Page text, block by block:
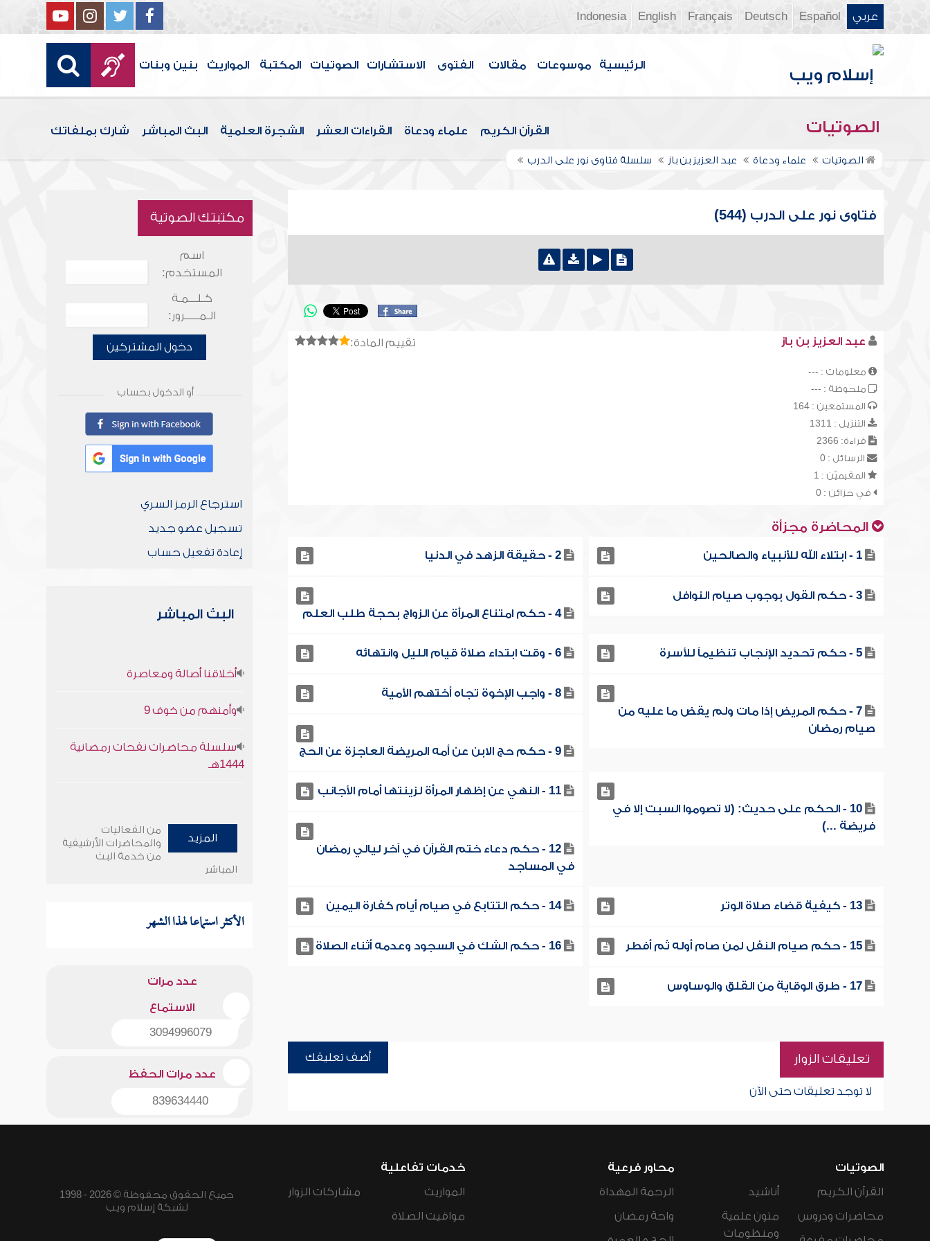
عربي Español
Deutsch
Français
English
Indonesia
الرئيسية موسوعات مقالات الفتوى الاستشارات الصوتيات المكتبة المواريث بنين وبنات
الصوتيات القرآن الكريم علماء ودعاة القراءات العشر الشجرة العلمية البث المباشر شارك بملفاتك
الصوتيات علماء ودعاة عبد العزيز بن باز سلسلة فتاوى نور على الدرب
فتاوى نور على الدرب (544)
تقييم المادة: عبد العزيز بن باز
معلومات : ---
ملحوظة : ---
المستمعين : 164
التنزيل : 1311
قراءة: 2366
الرسائل : 0
المقيميّن : 1
في خزائن : 0
المحاضرة مجزأة
1 - ابتلاء الله للأنبياء والصالحين 2 - حقيقة الزهد في الدنيا
3 - حكم القول بوجوب صيام النوافل
4 - حكم امتناع المرأة عن الزواج بحجة طلب العلم
5 - حكم تحديد الإنجاب تنظيماً للأسرة 6 - وقت ابتداء صلاة قيام الليل وانتهائه
7 - حكم المريض إذا مات ولم يقض ما عليه من
صيام رمضان
8 - واجب الإخوة تجاه أختهم الأمية
9 - حكم حج الابن عن أمه المريضة العاجزة عن الحج
10 - الحكم على حديث: (لا تصوموا السبت إلا في
فريضة ...)
11 - النهي عن إظهار المرأة لزينتها أمام الأجانب
12 - حكم دعاء ختم القرآن في آخر ليالي رمضان
في المساجد
13 - كيفية قضاء صلاة الوتر 14 - حكم التتابع في صيام أيام كفارة اليمين
15 - حكم صيام النفل لمن صام أوله ثم أفطر 16 - حكم الشك في السجود وعدمه أثناء الصلاة
17 - طرق الوقاية من القلق والوساوس
تعليقات الزوار أضف تعليقك
لا توجد تعليقات حتى الآن
مكتبتك الصوتية
اسم
المستخدم:
كـلـــمـة
الـمـــــرور:
دخول المشتركين
أو الدخول بحساب
استرجاع الرمز السري
تسجيل عضو جديد
إعادة تفعيل حساب
البث المباشر
أخلاقنا أصالة ومعاصرة
وأمنهم من خوف 9
سلسلة محاضرات نفحات رمضانية
1444هـ
المزيد
من الفعاليات
والمحاضرات الأرشيفية
من خدمة البث
المباشر
الأكثر استماعا لهذا الشهر
عدد مرات
الاستماع
3094996079
عدد مرات الحفظ
839634440
الصوتيات
القرآن الكريم
محاضرات ودروس
أناشيد
متون علمية
ومنظومات
محاور فرعية
الرحمة المهداة
واحة رمضان
خدمات تفاعلية
المواريث
مواقيت الصلاة
مشاركات الزوار
جميع الحقوق محفوظة © 2026 - 1998
لشبكة إسلام ويب